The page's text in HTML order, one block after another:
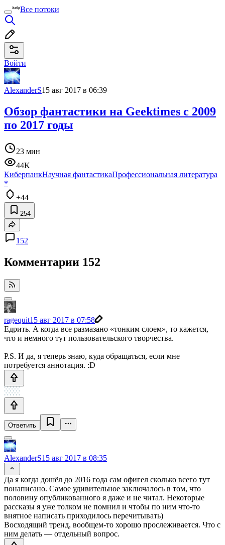
Все потоки
Войти
AlexanderS15 авг 2017 в 06:39
Обзор фантастики на Geektimes с 2009
по 2017 годы
23 мин
44K
КиберпанкНаучная фантастикаПрофессиональная литература
*
+44
254
152
Комментарии 152
ragequit15 авг 2017 в 07:58
Едрить. А когда все размазано «тонким слоем», то кажется,
что и немного тут пользовательского творчества.
P.S. И да, я теперь знаю, куда обращаться, если мне
потребуется аннотация. :D
Ответить
AlexanderS15 авг 2017 в 08:35
Да я когда дошёл до 2016 года сам офигел сколько всего тут
понаписано. Самое удивительное заключалось в том, что
половину опубликованного я даже и не читал. Некоторые
рассказы я уже толком не помнил и чтобы по ним что-то
внятное написать приходилось перечитывать)
Восходящий тренд, вообщем-то хорошо прослеживается. Что с
ним делать — отдельный вопрос.